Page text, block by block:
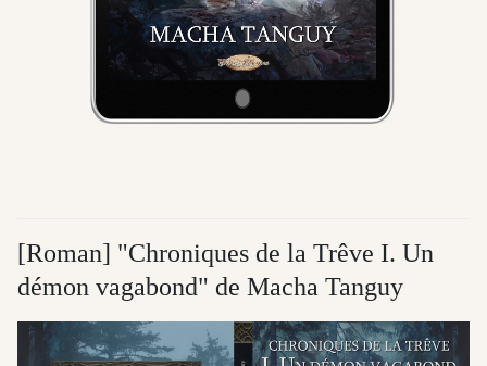
[Roman] "Chroniques de la Trêve I. Un
démon vagabond" de Macha Tanguy